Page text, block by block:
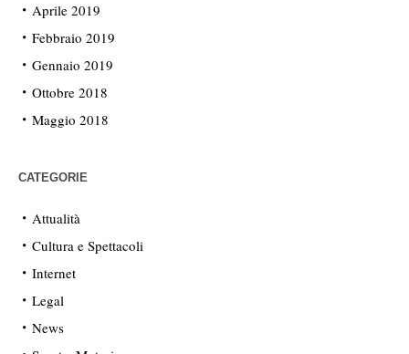
Aprile 2019
Febbraio 2019
Gennaio 2019
Ottobre 2018
Maggio 2018
CATEGORIE
Attualità
Cultura e Spettacoli
Internet
Legal
News